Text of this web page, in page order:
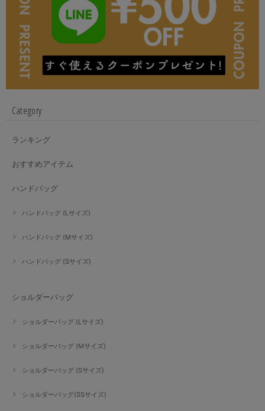
Category
ランキング
おすすめアイテム
ハンドバッグ
ハンドバッグ (Lサイズ)
ハンドバッグ (Mサイズ)
ハンドバッグ (Sサイズ)
ショルダーバッグ
ショルダーバッグ (Lサイズ)
ショルダーバッグ (Mサイズ)
ショルダーバッグ (Sサイズ)
ショルダーバッグ(SSサイズ)